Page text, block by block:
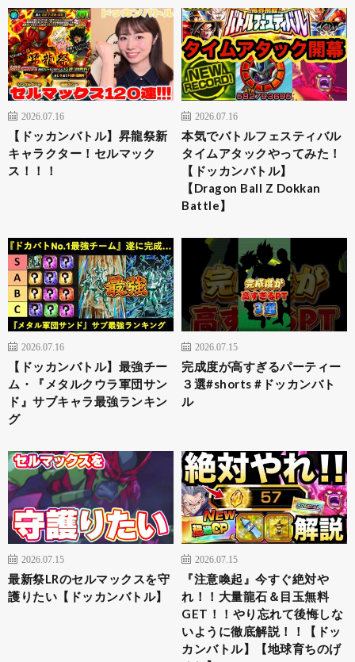
2026.07.16
【ドッカンバトル】昇龍祭新
キャラクター！セルマック
ス！！！
2026.07.16
本気でバトルフェスティバル
タイムアタックやってみた！
【ドッカンバトル】
【Dragon Ball Z Dokkan
Battle】
2026.07.16
【ドッカンバトル】最強チー
ム・『メタルクウラ軍団サン
ド』サブキャラ最強ランキン
グ
2026.07.15
完成度が高すぎるパーティー
３選#shorts #ドッカンバト
ル
2026.07.15
最新祭LRのセルマックスを守
護りたい【ドッカンバトル】
2026.07.15
『注意喚起』今すぐ絶対や
れ！！大量龍石＆目玉無料
GET！！やり忘れて後悔しな
いように徹底解説！！【ドッ
カンバトル】【地球育ちのげ